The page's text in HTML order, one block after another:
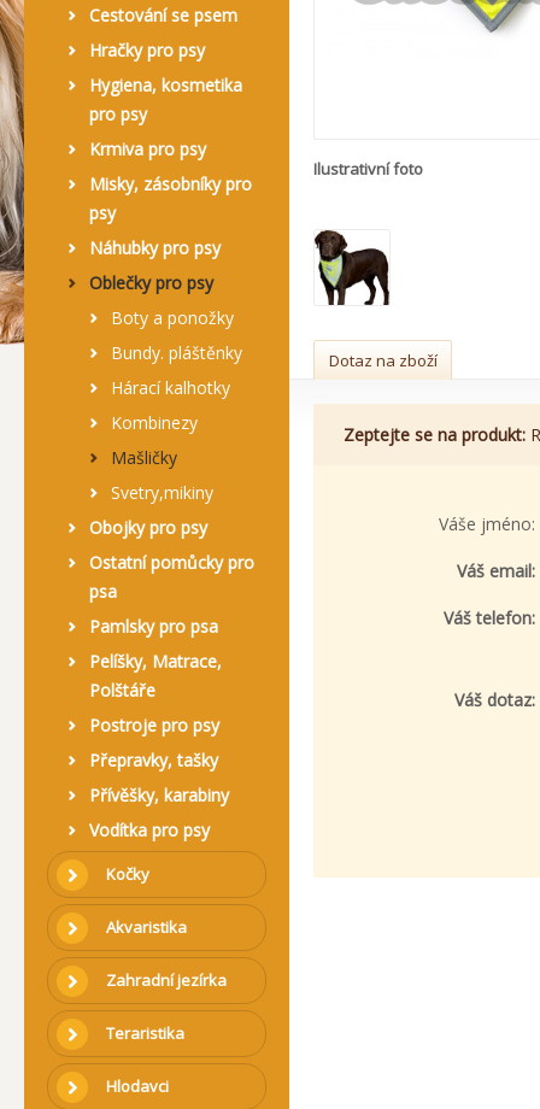
Cestování se psem
Hračky pro psy
Hygiena, kosmetika
pro psy
Krmiva pro psy
Misky, zásobníky pro
psy
Náhubky pro psy
Oblečky pro psy
Boty a ponožky
Bundy. pláštěnky
Hárací kalhotky
Kombinezy
Mašličky
Svetry,mikiny
Obojky pro psy
Ostatní pomůcky pro
psa
Pamlsky pro psa
Pelíšky, Matrace,
Polštáře
Postroje pro psy
Přepravky, tašky
Přívěšky, karabiny
Vodítka pro psy
Kočky
Akvaristika
Zahradní jezírka
Teraristika
Hlodavci
Ilustrativní foto
Dotaz na zboží
Zeptejte se na produkt:
Váše jméno:
Váš email:
Váš telefon:
Váš dotaz: